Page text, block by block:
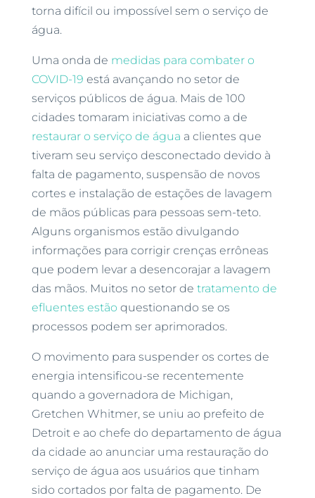
torna difícil ou impossível sem o serviço de
água.
Uma onda de medidas para combater o
COVID-19 está avançando no setor de
serviços públicos de água. Mais de 100
cidades tomaram iniciativas como a de
restaurar o serviço de água a clientes que
tiveram seu serviço desconectado devido à
falta de pagamento, suspensão de novos
cortes e instalação de estações de lavagem
de mãos públicas para pessoas sem-teto.
Alguns organismos estão divulgando
informações para corrigir crenças errôneas
que podem levar a desencorajar a lavagem
das mãos. Muitos no setor de tratamento de
efluentes estão questionando se os
processos podem ser aprimorados.
O movimento para suspender os cortes de
energia intensificou-se recentemente
quando a governadora de Michigan,
Gretchen Whitmer, se uniu ao prefeito de
Detroit e ao chefe do departamento de água
da cidade ao anunciar uma restauração do
serviço de água aos usuários que tinham
sido cortados por falta de pagamento. De